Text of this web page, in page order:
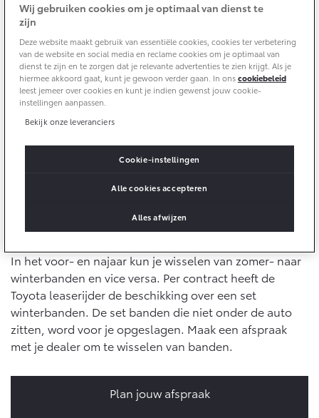
HYBRIDE
Vanaf € 33.495,-
HYBRIDE
Vanaf € 39.995,-
Toyota C-HR
HYBRIDE
Vanaf € 36.495,-
Toyota C-HR+
BATTERIJ-ELEKTRISCH
RAV4
PLUG-IN HYBRIDE
Schade & Garantie
Toyota Pechhulp
Schade & Glasherstel
10 jaar Toyota garantie
10 jaar batterijgarantie
Toyota fabrieksgarantie
Onderdelen
Accessoires
Banden
Connected
Toyota Betaalplan
Oplaadservice
Thuislaadpakketten
Laadpas
Energie en slim laden
Toyota Autoverzekering
Toyota Hybride Autoverzekering
Leasen
Financial Lease
Operational Lease
Bedrijfswagens
Bedrijfswagens op maat
Verzekeren
Vraag een brochure aan
Bekijk de verwachte modellen
Onderhoud en reparatie
Voor onderhoud en reparatie maak je als Toyota
leaserijder een afspraak bij jouw Toyota dealer. De
dealer regelt de afwikkeling voor de in het contract
opgenomen posten. Vragen met betrekking tot
stellen. Gebruik daarvoor de rode button 'Vraag stellen
In het voor- en najaar kun je wisselen van zomer- naar
winterbanden en vice versa. Per contract heeft de
Toyota leaserijder de beschikking over een set
winterbanden. De set banden die niet onder de auto
zitten, word voor je opgeslagen. Maak een afspraak
met je dealer om te wisselen van banden.
Plan jouw afspraak
Wij gebruiken cookies om je optimaal van dienst te
zijn
Deze website maakt gebruik van essentiële cookies, cookies ter verbetering
van de website en social media en reclame cookies om je optimaal van
dienst te zijn en te zorgen dat je relevante advertenties te zien krijgt. Als je
hiermee akkoord gaat, kunt je gewoon verder gaan. In onscookiebeleid
leest jemeer over cookies en kunt je indien gewenst jouw cookie-
instellingen aanpassen.
Bekijk onze leveranciers
Cookie-instellingen
Alles afwijzen
Alle cookies accepteren